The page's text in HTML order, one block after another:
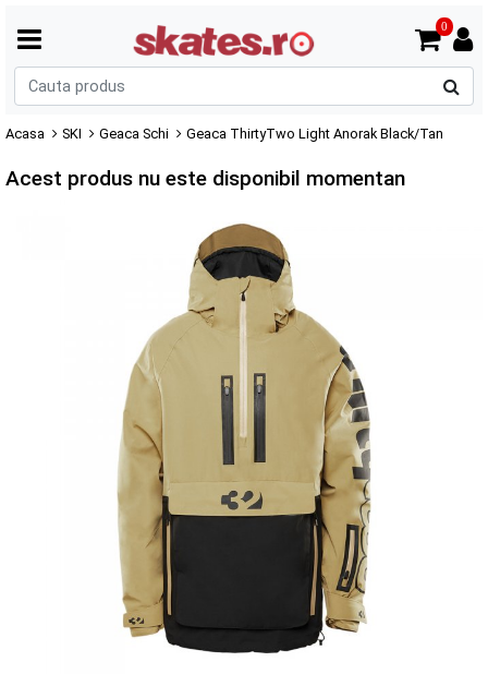
0
Acasa SKI Geaca Schi Geaca ThirtyTwo Light Anorak Black/Tan
Acest produs nu este disponibil momentan